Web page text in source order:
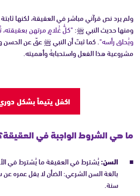
ولم يرد نص قرآني مباشر في العقيقة، لكنها
ومنها حديث النبي ﷺ:"كلُّ غُلامٍ مرتهن
ويُحلق رأسه". كما ثبتَ أن النبي ﷺ عقّ عن الحسن
مشروعية هذا الفعل واستحبابهُ وأهميته.
اكفل يتيماً بشكل
ما هي الشروط الواجبة في
السن:يُشترط في العقيقة ما يُشترط في
بالغة السن الشرعي: الضأن لا يقل عمره
سنة.